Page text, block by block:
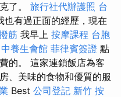
了。 旅行社代辦護照 台
也有過正面的經歷，現在
筋 我早上 按摩課程 台胞
養生會館 菲律賓簽證 點
的。 這家連鎖飯店為客
、美味的食物和優質的服
Best 公司登記 新竹 按